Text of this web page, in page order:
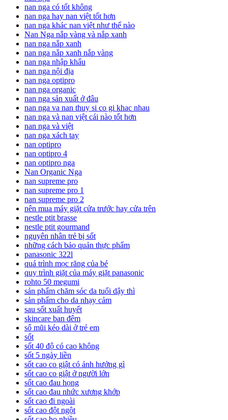
nan nga có tốt không
nan nga hay nan việt tốt hơn
nan nga khác nan việt như thế nào
Nan Nga nắp vàng và nắp xanh
nan nga nắp xanh
nan nga nắp xanh nắp vàng
nan nga nhập khẩu
nan nga nội địa
nan nga optipro
nan nga organic
nan nga sản xuất ở đâu
nan nga va nan thuy si co gi khac nhau
nan nga và nan việt cái nào tốt hơn
nan nga và việt
nan nga xách tay
nan optipro
nan optipro 4
nan optipro nga
Nan Organic Nga
nan supreme pro
nan supreme pro 1
nan supreme pro 2
nên mua máy giặt cửa trước hay cửa trên
nestle ptit brasse
nestle ptit gourmand
nguyên nhân trẻ bị sốt
những cách bảo quản thực phẩm
panasonic 322l
quá trình mọc răng của bé
quy trình giặt của máy giặt panasonic
rohto 50 megumi
sản phẩm chăm sóc da tuổi dậy thì
sản phẩm cho da nhạy cảm
sau sốt xuất huyết
skincare ban đêm
sổ mũi kéo dài ở trẻ em
sốt
sốt 40 độ có cao không
sốt 5 ngày liền
sốt cao co giật có ảnh hưởng gì
sốt cao co giật ở người lớn
sốt cao đau họng
sốt cao đau nhức xương khớp
sốt cao đi ngoài
sốt cao đột ngột